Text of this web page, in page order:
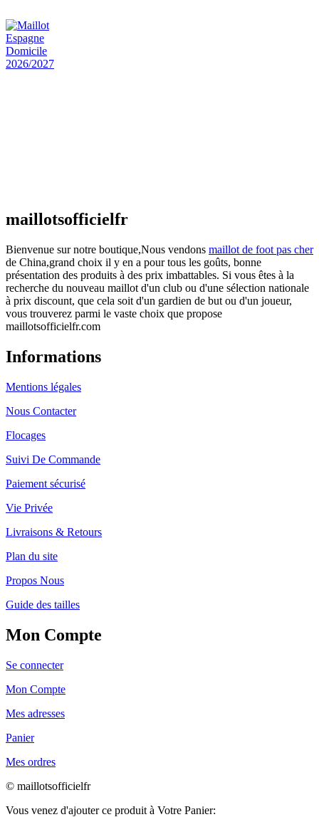
maillotsofficielfr
Bienvenue sur notre boutique,Nous vendons maillot de foot pas cher
de China,grand choix il y en a pour tous les goûts, bonne
présentation des produits à des prix imbattables. Si vous êtes à la
recherche du nouveau maillot d'un club ou d'une sélection nationale
à prix discount, que cela soit d'un gardien de but ou d'un joueur,
vous trouverez parmi le vaste choix que propose
maillotsofficielfr.com
Informations
Mentions légales
Nous Contacter
Flocages
Suivi De Commande
Paiement sécurisé
Vie Privée
Livraisons & Retours
Plan du site
Propos Nous
Guide des tailles
Mon Compte
Se connecter
Mon Compte
Mes adresses
Panier
Mes ordres
© maillotsofficielfr
Vous venez d'ajouter ce produit à Votre Panier: